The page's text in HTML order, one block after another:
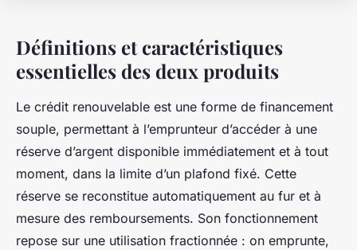
Définitions et caractéristiques
essentielles des deux produits
Le crédit renouvelable est une forme de financement
souple, permettant à l’emprunteur d’accéder à une
réserve d’argent disponible immédiatement et à tout
moment, dans la limite d’un plafond fixé. Cette
réserve se reconstitue automatiquement au fur et à
mesure des remboursements. Son fonctionnement
repose sur une utilisation fractionnée : on emprunte,